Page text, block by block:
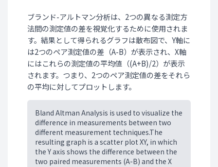
ブランド-アルトマン分析は、2つの異なる測定方
法間の測定値の差を視覚化するために使用されま
す。結果として得られるグラフは散布図で、Y軸に
は2つのペア測定値の差（A-B）が表示され、X軸
にはこれらの測定値の平均値（(A+B)/2）が表示
されます。つまり、2つのペア測定値の差をそれら
の平均に対してプロットします。
Bland Altman Analysis is used to visualize the
difference in measurements between two
different measurement techniques.The
resulting graph is a scatter plot XY, in which
the Y axis shows the difference between the
two paired measurements (A-B) and the X